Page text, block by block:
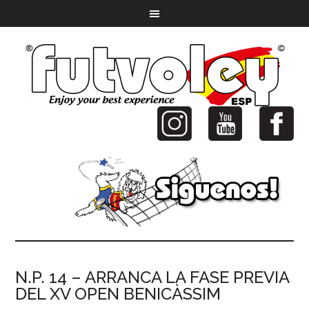
N.P. 14 – ARRANCA LA FASE PREVIA
DEL XV OPEN BENICÀSSIM